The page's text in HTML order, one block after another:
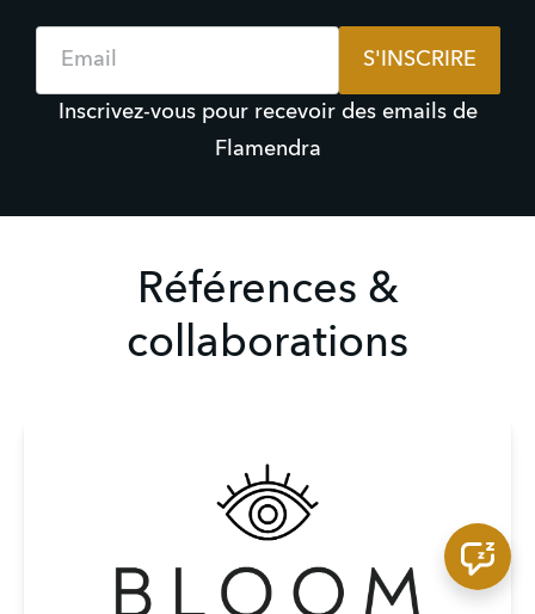
S'INSCRIRE
Inscrivez-vous pour recevoir des emails de
Flamendra
Références &
collaborations